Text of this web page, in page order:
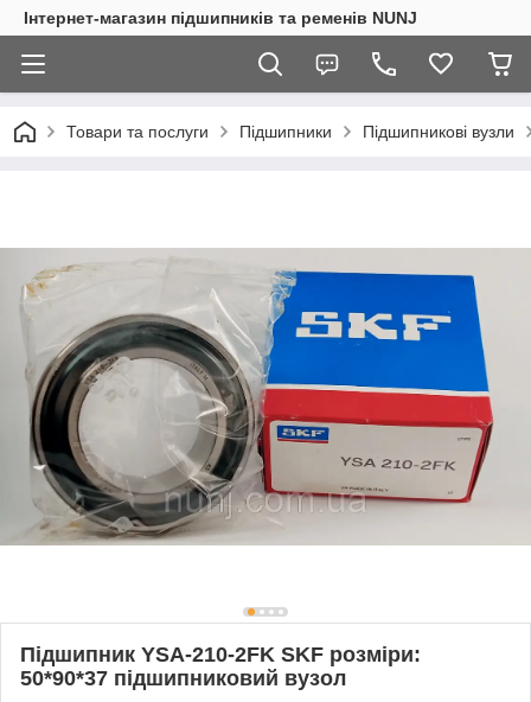
Інтернет-магазин підшипників та ременів NUNJ
Товари та послуги Підшипники Підшипникові вузли
Підшипник YSA-210-2FK SKF розміри:
50*90*37 підшипниковий вузол